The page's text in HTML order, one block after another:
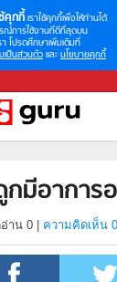
คุกกี้ เราใช้คุกกี้เพื่อให้ท่านได้
ณ์การใช้งานที่ดีที่สุดบน
า โปรดศึกษาเพิ่มเติมที่
เป็นส่วนตัว และ นโยบายคุกกี้
กมีอาการ
อ่าน 0 ความคิดเห็น 0